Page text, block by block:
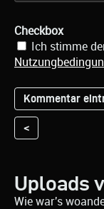
Checkbox
Ich stimme
<
Uploads
Wie war's